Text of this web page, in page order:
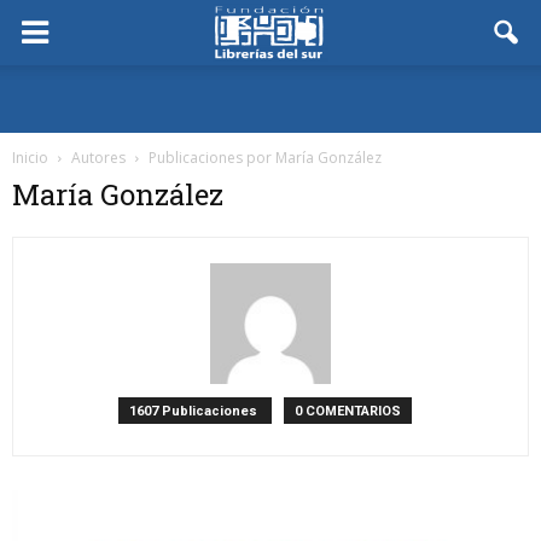
Inicio Autores Publicaciones por María González
María González
1607 Publicaciones 0 COMENTARIOS